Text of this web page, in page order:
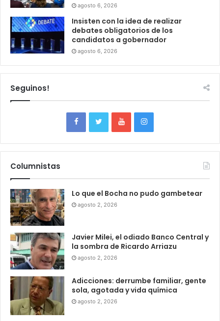
agosto 6, 2026
Insisten con la idea de realizar
debates obligatorios de los
candidatos a gobernador
agosto 6, 2026
Seguinos!
Columnistas
Lo que el Bocha no pudo gambetear
agosto 2, 2026
Javier Milei, el odiado Banco Central y
la sombra de Ricardo Arriazu
agosto 2, 2026
Adicciones: derrumbe familiar, gente
sola, agotada y vida química
agosto 2, 2026